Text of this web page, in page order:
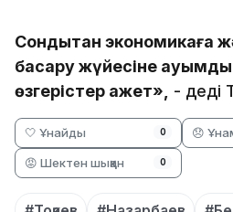
Сондықтан экономикаға
басқару жүйесіне
өзгерістер қажет»,
- деді
🤍 Ұнайды 0 😞
😡 Шектен шыққан 0